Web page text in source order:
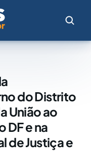
do Distrito
União ao
e na
de Justiça e